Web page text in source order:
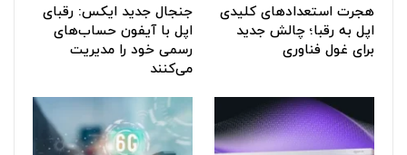
هجرت استعدادهای کلیدی
اپل به رقبا؛ چالش جدید
برای غول فناوری
جنجال جدید ایکس: رقبای
اپل با آیفون حساب‌های
رسمی خود را مدیریت
می‌کنند